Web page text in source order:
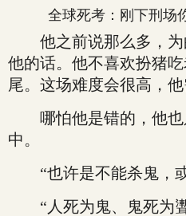
全球死考：刚下刑场
他之前说那么多，为
他的话。他不喜欢扮猪
尾。这场难度会很高，他
哪怕他是错的，他也
中。
“也许是不能杀鬼，或
“人死为鬼、鬼死为